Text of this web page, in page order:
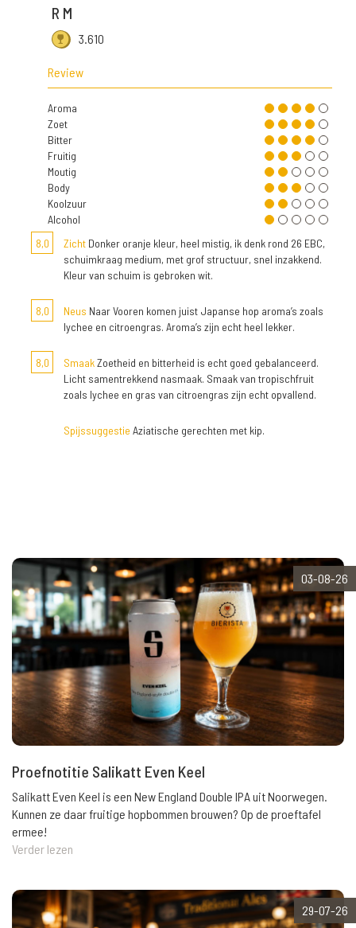
R M
3.610
Review
Aroma
Zoet
Bitter
Fruitig
Moutig
Body
Koolzuur
Alcohol
8,0
Zicht Donker oranje kleur, heel mistig, ik denk rond 26 EBC,
schuimkraag medium, met grof structuur, snel inzakkend.
Kleur van schuim is gebroken wit.
8,0 Neus Naar Vooren komen juist Japanse hop aroma’s zoals
lychee en citroengras. Aroma’s zijn echt heel lekker.
8,0 SmaakZoetheid en bitterheid is echt goed gebalanceerd.
Licht samentrekkend nasmaak. Smaak van tropischfruit
zoals lychee en gras van citroengras zijn echt opvallend.
Spijssuggestie Aziatische gerechten met kip.
03-08-26
Proefnotitie Salikatt Even Keel
Salikatt Even Keel is een New England Double IPA uit Noorwegen.
Kunnen ze daar fruitige hopbommen brouwen? Op de proeftafel
ermee!
Verder lezen
29-07-26